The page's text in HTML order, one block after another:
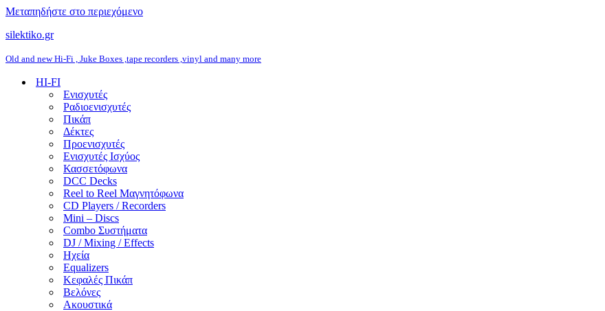
Μεταπηδήστε στο περιεχόμενο
silektiko.gr
Old and new Hi-Fi , Juke Boxes ,tape recorders ,vinyl and many more
HI-FI
Ενισχυτές
Ραδιοενισχυτές
Πικάπ
Δέκτες
Προενισχυτές
Ενισχυτές Ισχύος
Κασσετόφωνα
DCC Decks
Reel to Reel Μαγνητόφωνα
CD Players / Recorders
Mini – Discs
Combo Συστήματα
DJ / Mixing / Effects
Ηχεία
Equalizers
Κεφαλές Πικάπ
Βελόνες
Ακουστικά